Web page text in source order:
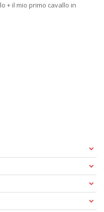
+ il mio primo cavallo in